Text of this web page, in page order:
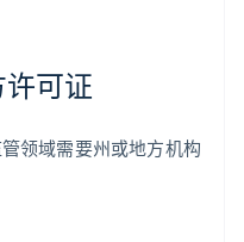
可证
领域需要州或地方机构